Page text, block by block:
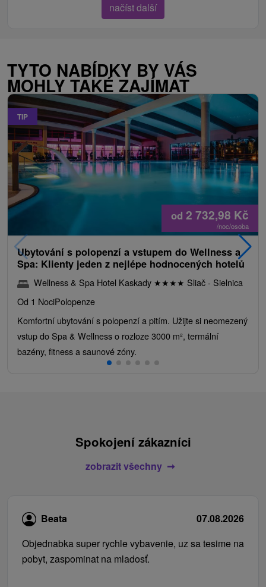
načíst další
TYTO NABÍDKY BY VÁS
MOHLY TAKÉ ZAJÍMAT
TIP
od 2 732,98 Kč
/noc/osoba
Ubytování s polopenzí a vstupem do Wellness a
Spa: Klienty jeden z nejlépe hodnocených hotelů
Wellness & Spa Hotel Kaskady ★★★★ Sliač - Sielnica
Od 1 NociPolopenze
Komfortní ubytování s polopenzí a pitím. Užijte si neomezený
vstup do Spa & Wellness o rozloze 3000 m², termální
bazény, fitness a saunové zóny.
Spokojení zákazníci
zobrazit všechny
Beata
07.08.2026
Objednabka super rychle vybavenie, uz sa tesime na
pobyt, zaspominat na mladosť.